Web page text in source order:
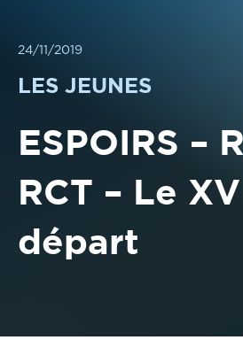
24/11/2019
LES JEUNES
ESPOIRS –
RCT – Le
départ